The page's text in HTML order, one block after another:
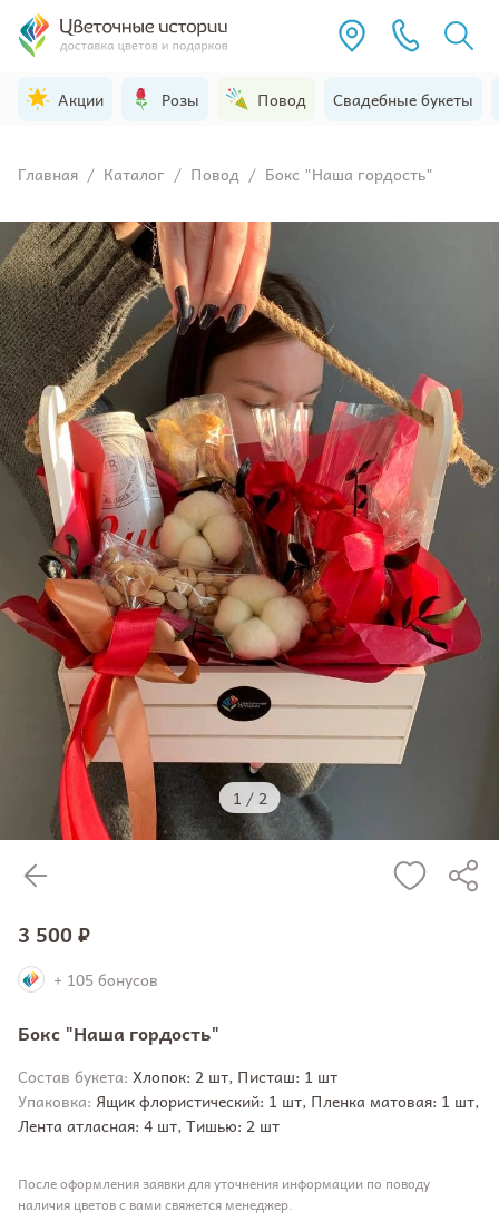
Акции Розы Повод Свадебные букеты
Главная / Каталог / Повод / Бокс "Наша гордость"
Бокс "Наша гордость"
1 /2
Состав букета: Хлопок: 2 шт, Писташ: 1 шт
Упаковка: Ящик флористический: 1 шт, Пленка матовая: 1 шт,
Лента атласная: 4 шт, Тишью: 2 шт
После оформления заявки для уточнения информации по поводу
наличия цветов с вами свяжется менеджер.
3 500 ₽
+ 105 бонусов